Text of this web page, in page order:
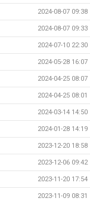
2024-08-07 09:38
2024-08-07 09:33
2024-07-10 22:30
2024-05-28 16:07
2024-04-25 08:07
2024-04-25 08:01
2024-03-14 14:50
2024-01-28 14:19
2023-12-20 18:58
2023-12-06 09:42
2023-11-20 17:54
2023-11-09 08:31